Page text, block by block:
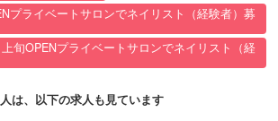
プライベートサロンでネイリスト（経験者）募
旬OPENプライベートサロンでネイリスト（経
は、以下の求人も見ています